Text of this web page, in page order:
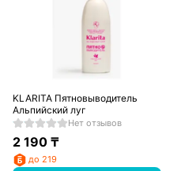
KLARITA Пятновыводитель
Альпийский луг
Нет отзывов
2 190₸
до 219